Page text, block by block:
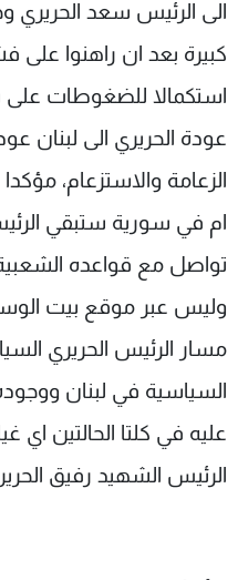
الى الرئيس سعد الحريري
كبيرة بعد ان راهنوا على
استكمالا للضغوطات على
عودة الحريري الى لبنان
الزعامة والاستزعام،
ام في سورية ستبقي
تواصل مع قواعده
وليس عبر موقع بيت
مسار الرئيس الحريري
السياسية في لبنان
عليه في كلتا الحالتين اي
الرئيس الشهيد رفيق